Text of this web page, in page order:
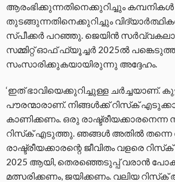
ആരംഭിക്കുന്നതിനെക്കുറിച്ചും കമ്പനികള്‍
തുടങ്ങുന്നതിനെക്കുറിച്ചും
സ്പീക്കര്‍ പറഞ്ഞു. ജെയിന്‍
സമ്മിറ്റ് ഓഫ് ഫ്യൂച്ചര്‍ 2025ല്‍
സംസാരിക്കുകയായിരുന്നു അദ്ദേഹം.
‘ഇത് ഭാവിയെക്കുറിച്ചുള്ള ചര്‍ച്ചയാണ്.
പൗരന്മാരാണ്. നിങ്ങള്‍ക്ക് റിസ്‌ക്
കാണിക്കണം. ഒരു
റിസ്‌ക് എടുത്തു. ഞങ്ങള്‍ അതില്‍ തന്നെ
രാഷ്ട്രീയക്കാരന്റെ ജീവിതം വളരെ
2025 ആയി, തെരഞ്ഞെടുപ്പ് വരാന്‍
മത്സരിക്കണം, ജയിക്കണം. വലിയ റിസ്‌ക്